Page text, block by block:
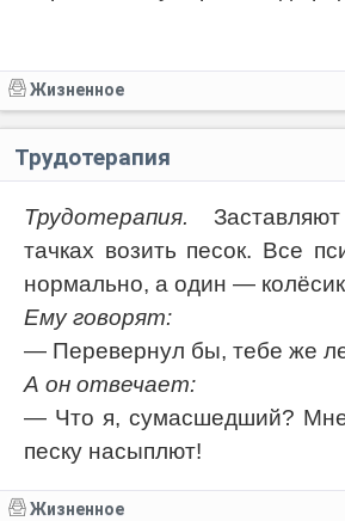
Жизненное
Трудотерапия
Трудотерапия.
тачках возить песок. Все
нормально, а один —
Ему говорят:
— Перевернул бы, тебе же
А он отвечает:
— Что я, сумасшедший?
песку насыплют!
Жизненное